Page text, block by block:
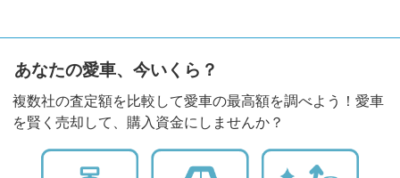
あなたの愛車、今いくら？
複数社の査定額を比較して愛車の最高額を調べよう！愛車
を賢く売却して、購入資金にしませんか？